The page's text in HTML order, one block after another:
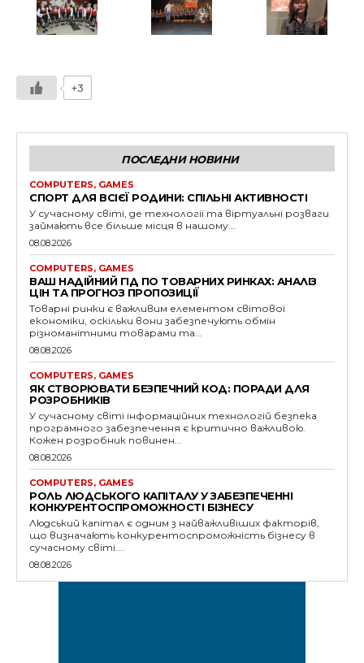
+3
ПОСЛЕДНИ НОВИНИ
COMPUTERS, GAMES
СПОРТ ДЛЯ ВСІЄЇ РОДИНИ: СПІЛЬНІ АКТИВНОСТІ
У сучасному світі, де технології та віртуальні розваги
займають все більше місця в нашому...
08.08.2026
COMPUTERS, GAMES
ВАШ НАДІЙНИЙ ГІД ПО ТОВАРНИХ РИНКАХ: АНАЛІЗ
ЦІН ТА ПРОГНОЗ ПРОПОЗИЦІЇ
Товарні ринки є важливим елементом світової
економіки, оскільки вони забезпечують обмін
різноманітними товарами та...
08.08.2026
COMPUTERS, GAMES
ЯК СТВОРЮВАТИ БЕЗПЕЧНИЙ КОД: ПОРАДИ ДЛЯ
РОЗРОБНИКІВ
У сучасному світі інформаційних технологій безпека
програмного забезпечення є критично важливою.
Кожен розробник повинен...
08.08.2026
COMPUTERS, GAMES
РОЛЬ ЛЮДСЬКОГО КАПІТАЛУ У ЗАБЕЗПЕЧЕННІ
КОНКУРЕНТОСПРОМОЖНОСТІ БІЗНЕСУ
Людський капітал є одним з найважливіших факторів,
що визначають конкурентоспроможність бізнесу в
сучасному світі....
08.08.2026